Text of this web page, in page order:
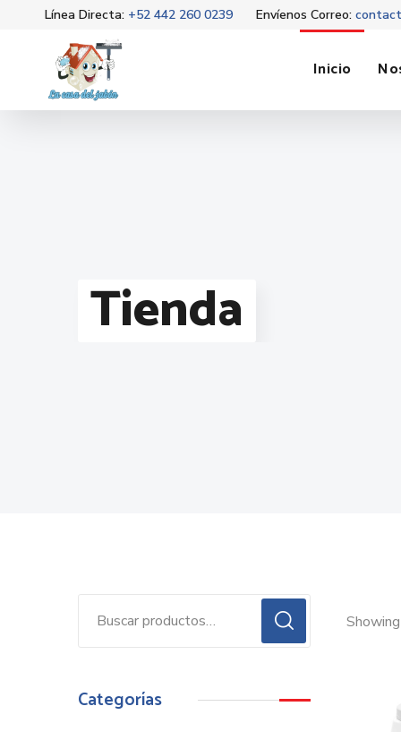
Línea Directa: +52 442 260 0239 Envíenos Correo:
Inicio
Tienda
Categorías